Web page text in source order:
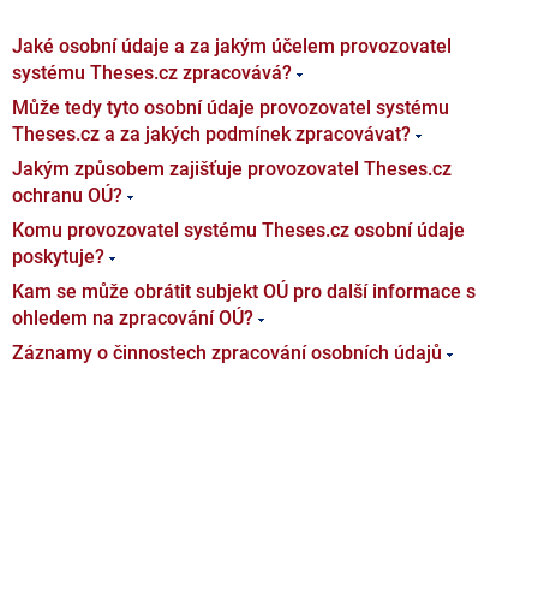
Jaké osobní údaje a za jakým účelem provozovatel
systému Theses.cz zpracovává?
Může tedy tyto osobní údaje provozovatel systému
Theses.cz a za jakých podmínek zpracovávat?
Jakým způsobem zajišťuje provozovatel Theses.cz
ochranu OÚ?
Komu provozovatel systému Theses.cz osobní údaje
poskytuje?
Kam se může obrátit subjekt OÚ pro další informace s
ohledem na zpracování OÚ?
Záznamy o činnostech zpracování osobních údajů